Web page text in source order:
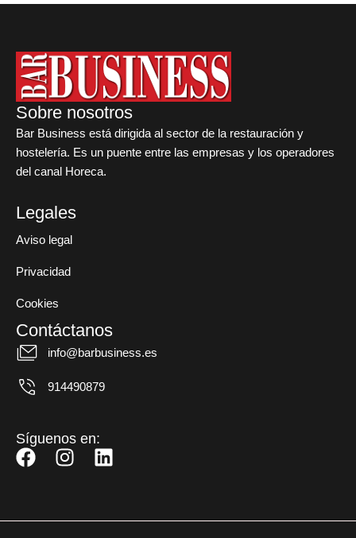
Sobre nosotros
Bar Business está dirigida al sector de la restauración y
hostelería. Es un puente entre las empresas y los operadores
del canal Horeca.
Legales
Aviso legal
Privacidad
Cookies
Contáctanos
info@barbusiness.es
914490879
Síguenos en:
F
e
I
t
L
k